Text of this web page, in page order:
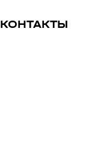
КОНТАКТЫ